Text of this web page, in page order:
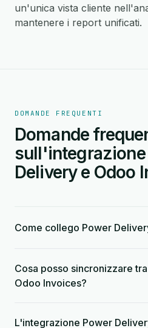
un'unica vista cliente
mantenere i report unificati.
DOMANDE FREQUENTI
Domande
sull'integrazione
Delivery e Odoo
Come collego Power
Cosa posso sincronizzare
Odoo Invoices?
L'integrazione Power